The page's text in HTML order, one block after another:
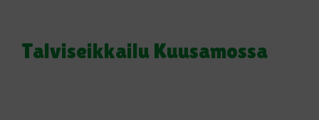
Talviseikkailu Kuusamossa